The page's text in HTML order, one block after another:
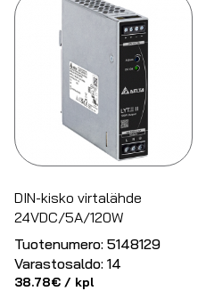
DIN-kisko virtalähde
24VDC/5A/120W
Tuotenumero: 5148129
Varastosaldo: 14
38.78€ / kpl